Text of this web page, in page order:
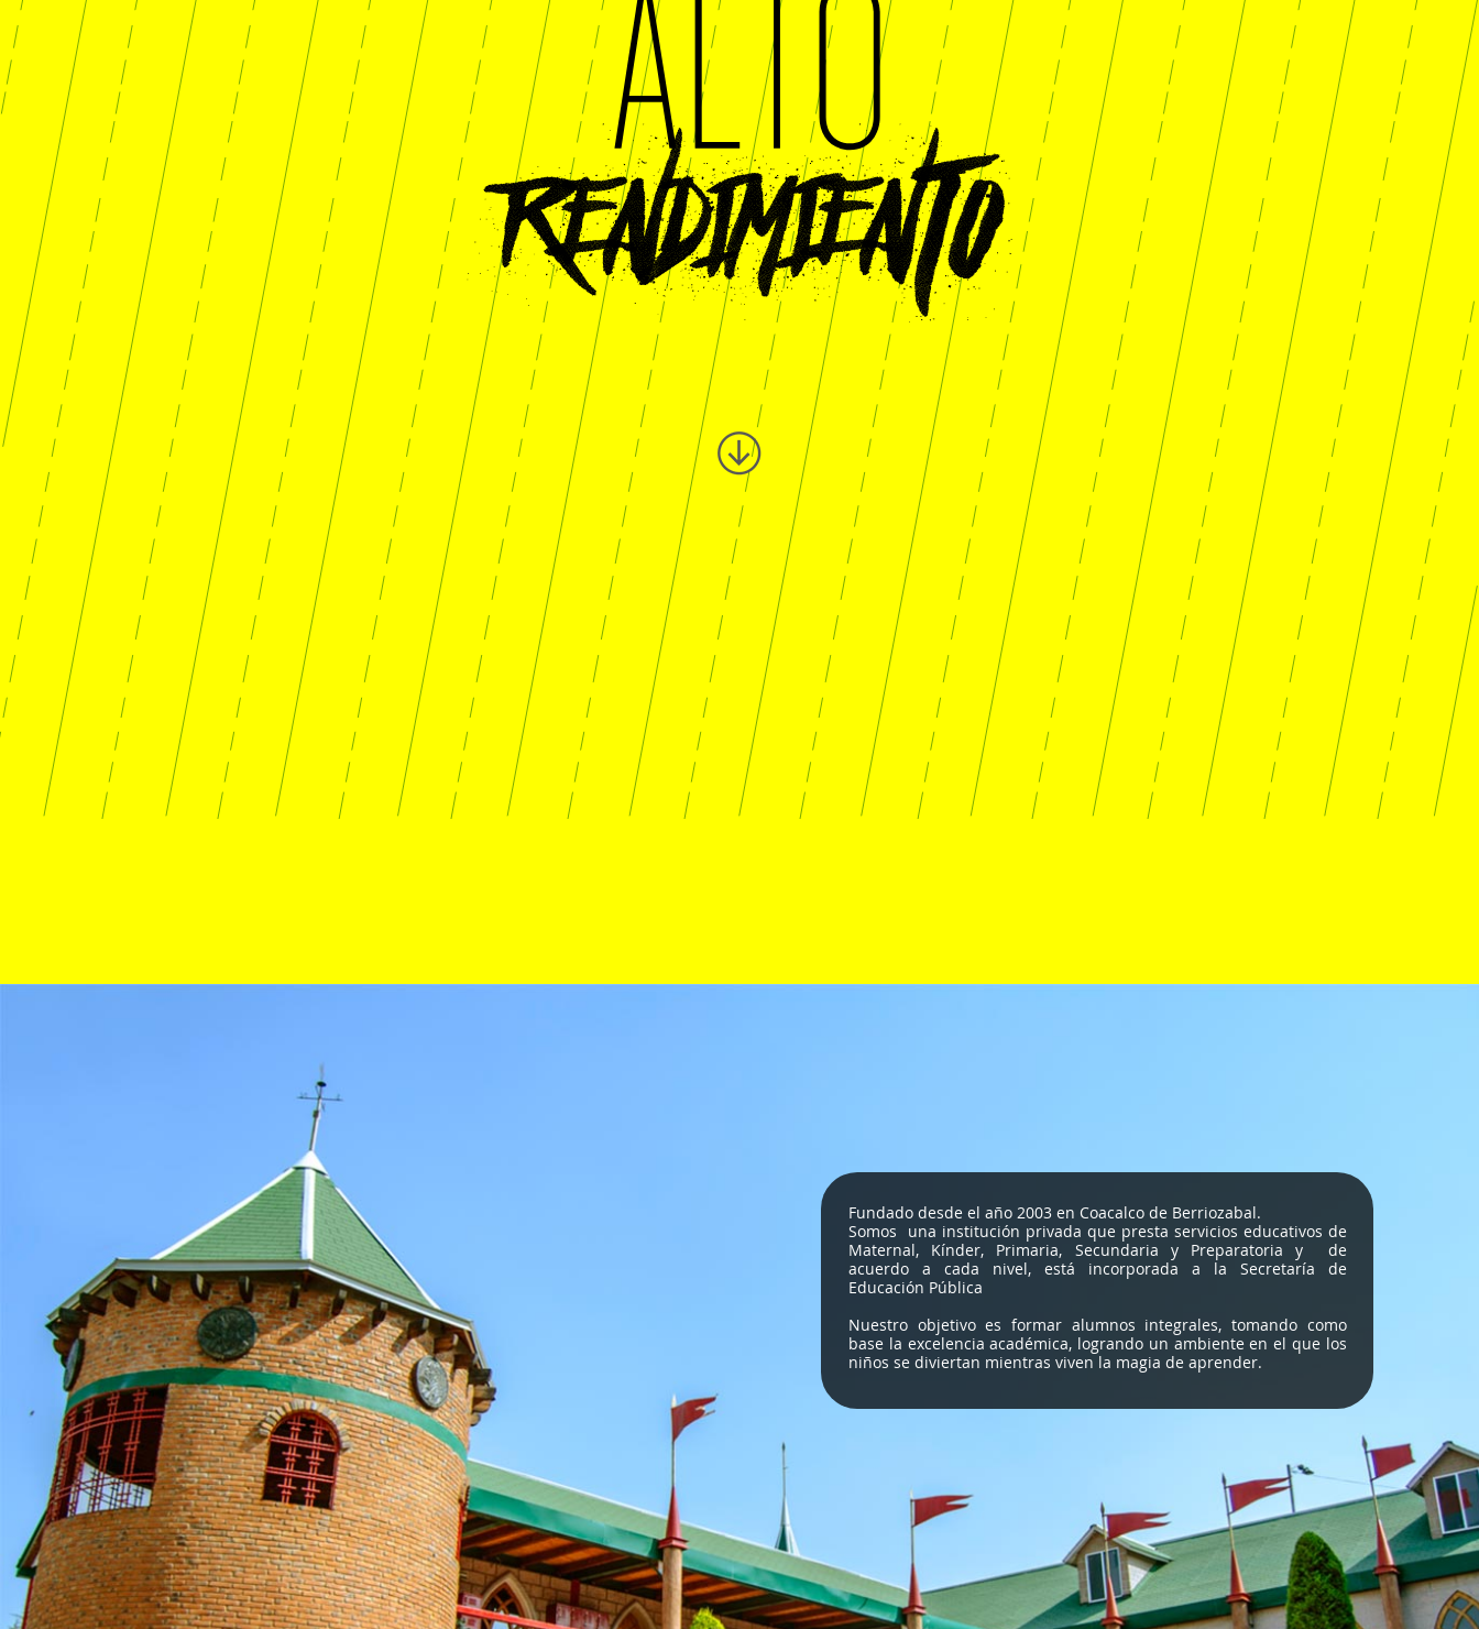
Fundado desde el año 2003 en Coacalco de Berriozabal.
Somos una institución privada que presta servicios educativos de
Maternal, Kínder, Primaria, Secundaria y Preparatoria y de
acuerdo a cada nivel, está incorporada a la Secretaría de
Educación Pública
Nuestro objetivo es formar alumnos integrales, tomando como
base la excelencia académica, logrando un ambiente en el que los
niños se diviertan mientras viven la magia de aprender.